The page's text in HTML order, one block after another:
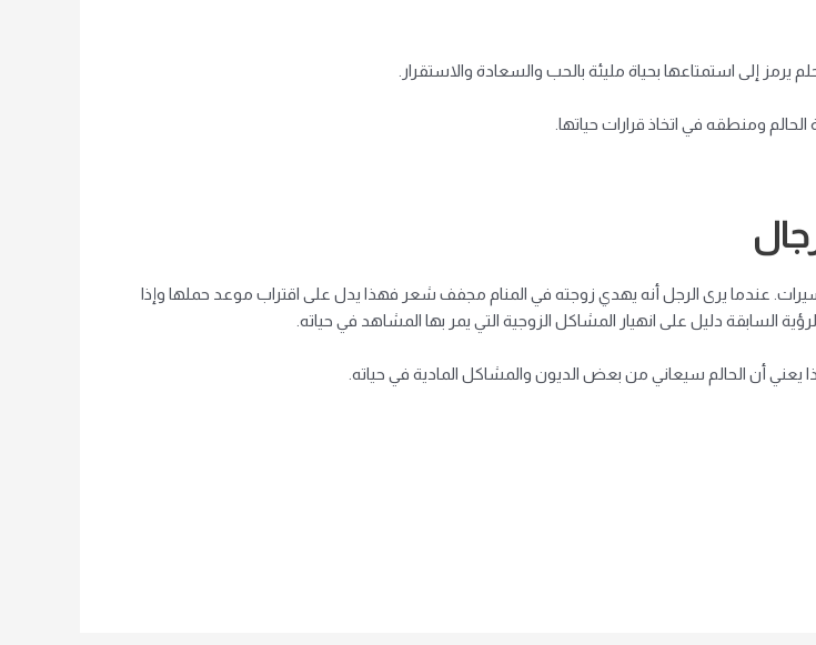
إلى استمتاعها بحياة مليئة بالحب والسعادة والاستقرار.
ومنطقه في اتخاذ قرارات حياتها.
عندما يرى الرجل أنه يهدي زوجته في المنام مجفف شعر فهذا يدل على اقتراب موعد حملها وإذا
السابقة دليل على انهيار المشاكل الزوجية التي يمر بها المشاهد في حياته.
أن الحالم سيعاني من بعض الديون والمشاكل المادية في حياته.